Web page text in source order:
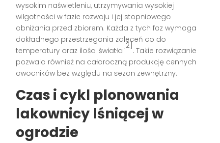
wysokim naświetleniu, utrzymywania wysokiej
wilgotności w fazie rozwoju i jej stopniowego
obniżania przed zbiorem. Każda z tych faz wymaga
dokładnego przestrzegania zaleceń co do
temperatury oraz ilości światła
[2]
. Takie rozwiązanie
pozwala również na całoroczną produkcję cennych
owocników bez względu na sezon zewnętrzny.
Czas i cykl plonowania
lakownicy lśniącej w
ogrodzie